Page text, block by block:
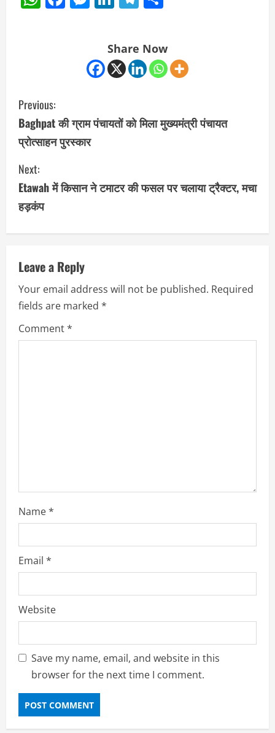
Share Now
C
o
n
t
i
n
e
R
e
Previous:
Baghpat की ग्राम पंचायतों को मिला मुख्यमंत्री पंचायत
प्रोत्साहन पुरस्कार
Next:
Etawah में किसान ने टमाटर की फसल पर चलाया ट्रैक्टर, मचा
हड़कंप
Leave a Reply
Your email address will not be published. Required
fields are marked *
Comment*
Name*
Email *
Website
Save my name, email, and website in this
browser for the next time I comment.